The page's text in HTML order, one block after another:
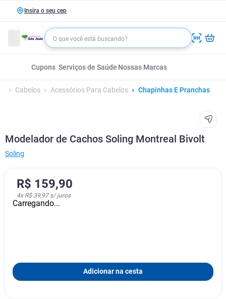
Insira o seu cep
Cupons Serviços de Saúde Nossas Marcas
Cabelos Acessórios Para Cabelos Chapinhas E Pranchas
Modelador de Cachos Soling Montreal Bivolt
Soling
R$ 159,90
4x R$ 39,97s/ juros
Carregando...
Adicionar na cesta